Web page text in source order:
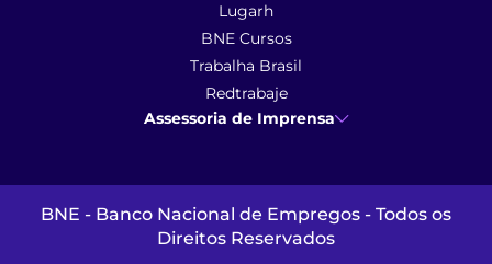
Lugarh
BNE Cursos
Trabalha Brasil
Redtrabaje
Assessoria de Imprensa
(41) 9 9102-1413
BNE - Banco Nacional de Empregos - Todos os
Direitos Reservados